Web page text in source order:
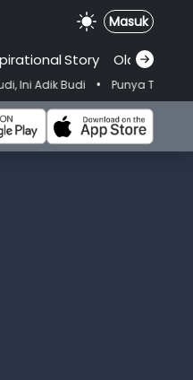
Masuk
.Story Olahraga
• Punya Tujuan Dekatkan